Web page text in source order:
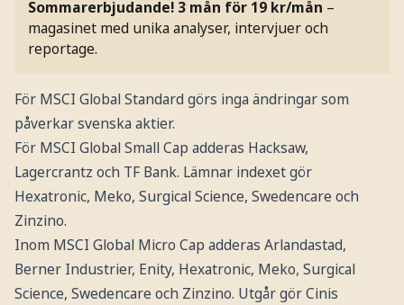
Sommarerbjudande! 3 mån för 19 kr/mån –
magasinet med unika analyser, intervjuer och
reportage.
För MSCI Global Standard görs inga ändringar som
påverkar svenska aktier.
För MSCI Global Small Cap adderas Hacksaw,
Lagercrantz och TF Bank. Lämnar indexet gör
Hexatronic, Meko, Surgical Science, Swedencare och
Zinzino.
Inom MSCI Global Micro Cap adderas Arlandastad,
Berner Industrier, Enity, Hexatronic, Meko, Surgical
Science, Swedencare och Zinzino. Utgår gör Cinis